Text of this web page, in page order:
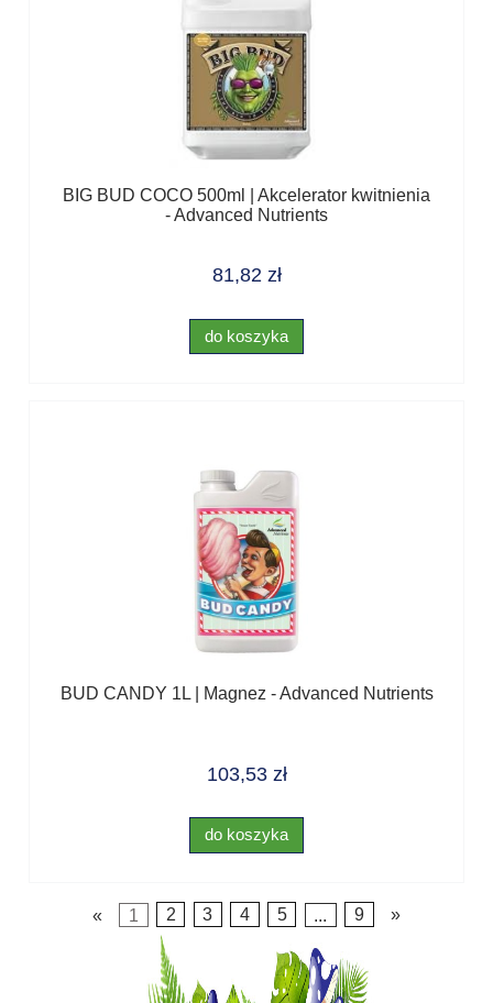
BIG BUD COCO 500ml | Akcelerator kwitnienia
- Advanced Nutrients
81,82 zł
do koszyka
BUD CANDY 1L | Magnez - Advanced Nutrients
103,53 zł
do koszyka
« 1 2 3 4 5 9 »